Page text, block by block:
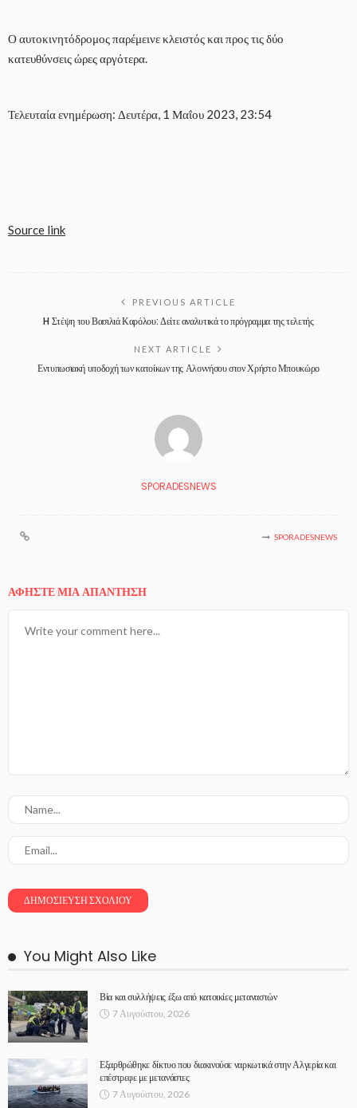
Ο αυτοκινητόδρομος παρέμεινε κλειστός και προς τις δύο
κατευθύνσεις ώρες αργότερα.
Τελευταία ενημέρωση: Δευτέρα, 1 Μαΐου 2023, 23:54
Source link
PREVIOUS ARTICLE
H Στέψη του Βασιλιά Καρόλου: Δείτε αναλυτικά το πρόγραμμα της τελετής
NEXT ARTICLE
Εντυπωσιακή υποδοχή των κατοίκων της Αλοννήσου στον Χρήστο Μπουκώρο
SPORADESNEWS
SPORADESNEWS
ΑΦΉΣΤΕ ΜΙΑ ΑΠΆΝΤΗΣΗ
You Might Also Like
Βία και συλλήψεις έξω από κατοικίες μεταναστών
7 Αυγούστου, 2026
Εξαρθρώθηκε δίκτυο που διακινούσε ναρκωτικά στην Αλγερία και
επέστρεφε με μετανάστες
7 Αυγούστου, 2026